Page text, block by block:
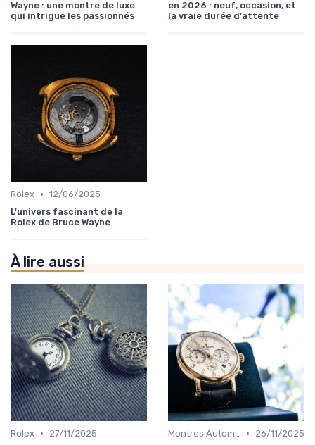
Wayne : une montre de luxe
qui intrigue les passionnés
en 2026 : neuf, occasion, et
la vraie durée d'attente
Rolex • 12/06/2025
L'univers fascinant de la
Rolex de Bruce Wayne
À lire aussi
Rolex •
27/11/2025
Montres Automatiques •
26/11/2025